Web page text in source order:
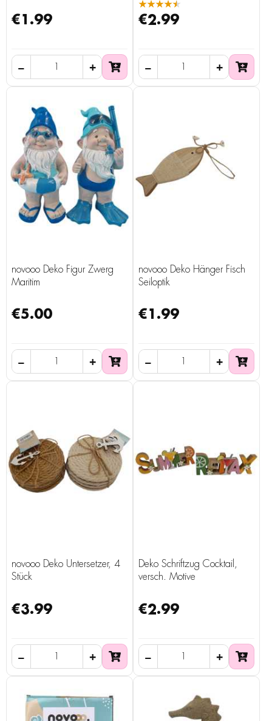
€1.99
★★★★★
€2.99
novooo Deko Figur Zwerg
Maritim
€5.00
novooo Deko Hänger Fisch
Seiloptik
€1.99
novooo Deko Untersetzer, 4
Stück
€3.99
Deko Schriftzug Cocktail,
versch. Motive
€2.99